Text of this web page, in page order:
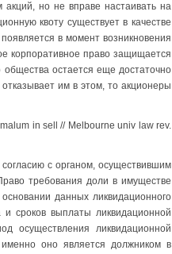
но не вправе настаивать на
квоту существует в качестве
в момент возникновения
корпоративное право защищается
остается еще достаточно
им в этом, то акционе­ры
in sell // Melbourne univ law rev.
с органом, осуществившим
требова­ния доли в имуществе
данных ликвидационного
сроков выплаты ликвидационной
осуществления ликвидационной
оно является должником в